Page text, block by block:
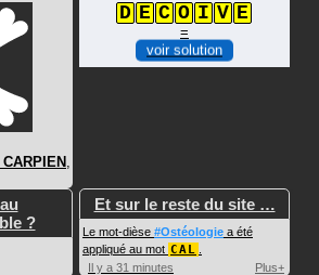
CARPIEN
D E C O I V E
=
voir solution
?
Et sur le reste du site …
Le mot-dièse #Ostéologie a été
appliqué au mot CAL
Il y a 31 minutes
Plus+